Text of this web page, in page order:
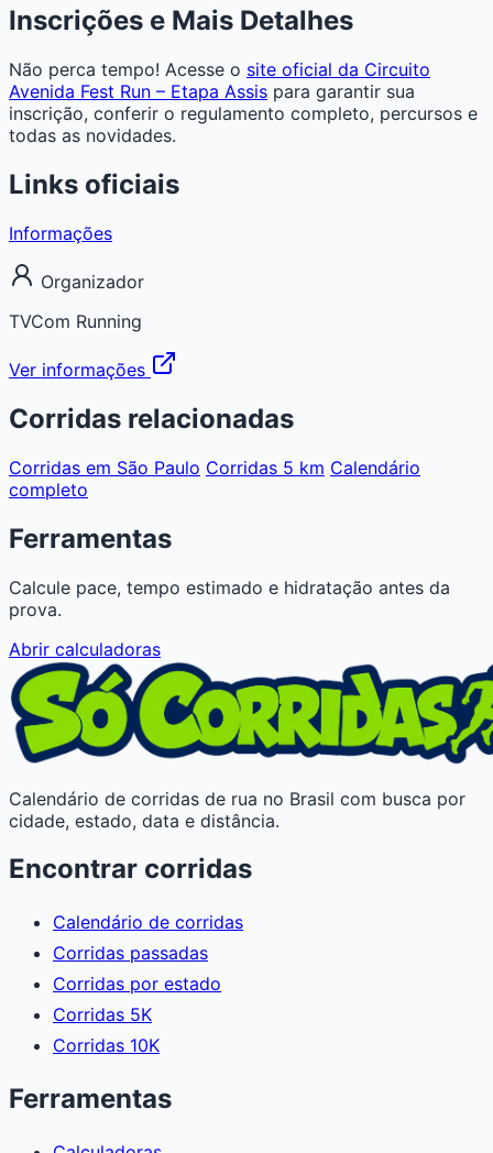
Inscrições e Mais Detalhes
Não perca tempo! Acesse o site oficial da Circuito
Avenida Fest Run – Etapa Assis para garantir sua
inscrição, conferir o regulamento completo, percursos e
todas as novidades.
Links oficiais
Informações
Organizador
TVCom Running
Ver informações
Corridas relacionadas
Corridas em São Paulo Corridas 5 km Calendário
completo
Ferramentas
Calcule pace, tempo estimado e hidratação antes da
prova.
Abrir calculadoras
Calendário de corridas de rua no Brasil com busca por
cidade, estado, data e distância.
Encontrar corridas
Calendário de corridas
Corridas passadas
Corridas por estado
Corridas 5K
Corridas 10K
Ferramentas